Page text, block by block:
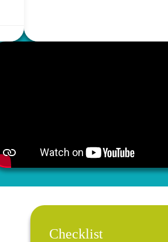
Checklist